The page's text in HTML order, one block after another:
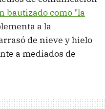
bautizado como "la
a la
de nieve y hielo
a mediados de